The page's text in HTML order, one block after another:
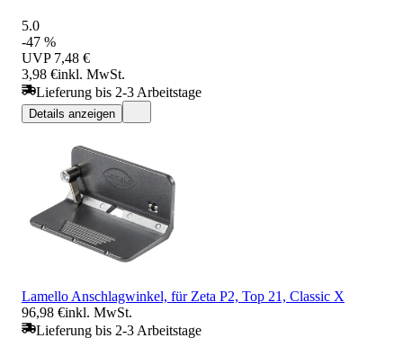
5.0
-47 %
UVP 7,48 €
3,98 €inkl. MwSt.
Lieferung bis 2-3 Arbeitstage
Details anzeigen
Lamello Anschlagwinkel, für Zeta P2, Top 21, Classic X
96,98 €inkl. MwSt.
Lieferung bis 2-3 Arbeitstage